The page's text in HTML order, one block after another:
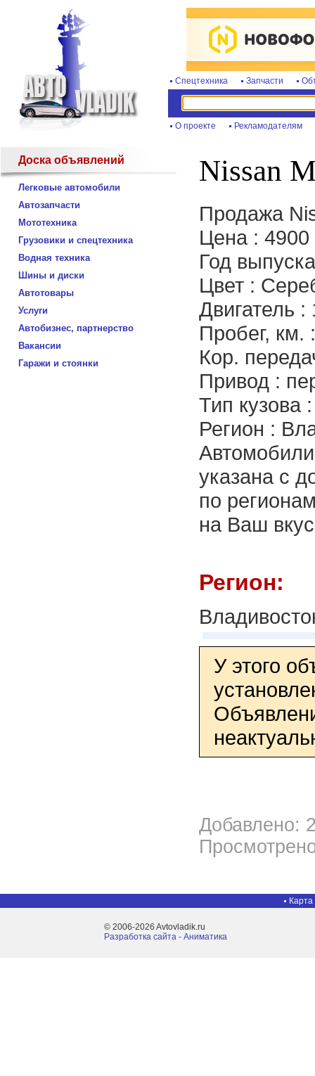
Спецтехника Запчасти
О проекте Рекламодателям
Доска объявлений
Легковые автомобили
Автозапчасти
Мототехника
Грузовики и спецтехника
Водная техника
Шины и диски
Автотовары
Услуги
Автобизнес, партнерство
Вакансии
Гаражи и стоянки
Nissan
Продажа
Цена : 4900
Год
Цвет :
Двигатель
Пробег, км.
Кор.
Привод :
Тип кузова
Регион :
указана с
по
на Ваш
Регион:
У этого
Добавлено:
Карта
© 2006-2026 Avtovladik.ru
Разработка сайта - Aниматика